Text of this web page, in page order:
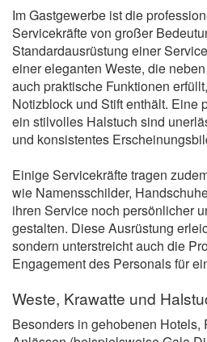
Im Gastgewerbe ist die
Servicekräfte von großer
Standardausrüstung einer
einer eleganten Weste, die
auch praktische Funktionen
Notizblock und Stift enthält. Eine
ein stilvolles Halstuch sind
und konsistentes
Einige Servicekräfte tragen
wie Namensschilder,
ihren Service noch persönlicher
gestalten. Diese Ausrüstung
sondern unterstreicht auch die
Engagement des Personals für
Weste, Krawatte und
Besonders in gehobenen Hotels,